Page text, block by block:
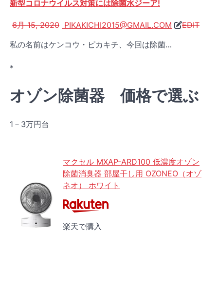
新型コロナウイルス対策には除菌水ジーア!
6月 15, 2020 PIKAKICHI2015@GMAIL.COM
EDIT
私の名前はケンコウ・ピカキチ、今回は除菌…
*
オゾン除菌器 価格で選ぶ
1－3万円台
マクセル MXAP-ARD100 低濃度オゾン
除菌消臭器 部屋干し用 OZONEO（オゾ
ネオ） ホワイト
楽天で購入